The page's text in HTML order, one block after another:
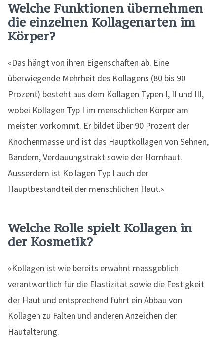
Welche Funktionen übernehmen
die einzelnen Kollagenarten im
Körper?
«Das hängt von ihren Eigenschaften ab. Eine
überwiegende Mehrheit des Kollagens (80 bis 90
Prozent) besteht aus dem Kollagen Typen I, II und III,
wobei Kollagen Typ I im menschlichen Körper am
meisten vorkommt. Er bildet über 90 Prozent der
Knochenmasse und ist das Hauptkollagen von Sehnen,
Bändern, Verdauungstrakt sowie der Hornhaut.
Ausserdem ist Kollagen Typ I auch der
Hauptbestandteil der menschlichen Haut.»
Welche Rolle spielt Kollagen in
der Kosmetik?
«Kollagen ist wie bereits erwähnt massgeblich
verantwortlich für die Elastizität sowie die Festigkeit
der Haut und entsprechend führt ein Abbau von
Kollagen zu Falten und anderen Anzeichen der
Hautalterung.